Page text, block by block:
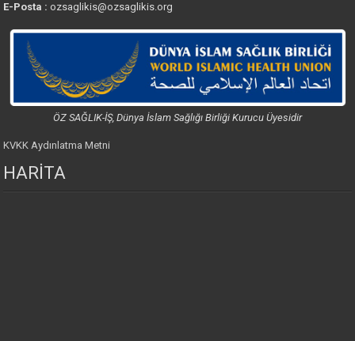
E-Posta : ozsaglikis@ozsaglikis.org
ÖZ SAĞLIK-İŞ, Dünya İslam Sağlığı Birliği Kurucu Üyesidir
KVKK Aydınlatma Metni
HARİTA